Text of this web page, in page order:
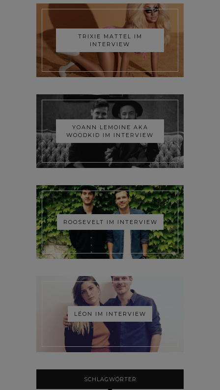
TRIXIE MATTEL IM
INTERVIEW
YOANN LEMOINE AKA
WOODKID IM INTERVIEW
ROOSEVELT IM INTERVIEW
LÉON IM INTERVIEW
SCHLAGWÖRTER